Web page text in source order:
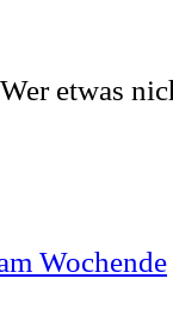
etwas
Wochende